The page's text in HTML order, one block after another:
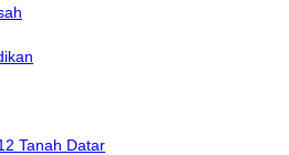
Tanah Datar